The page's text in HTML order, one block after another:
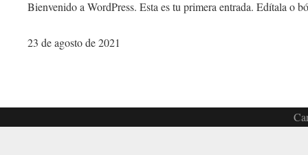
Bienvenido a WordPress. Esta es tu primera entrada. Edítala o
23 de agosto de 2021